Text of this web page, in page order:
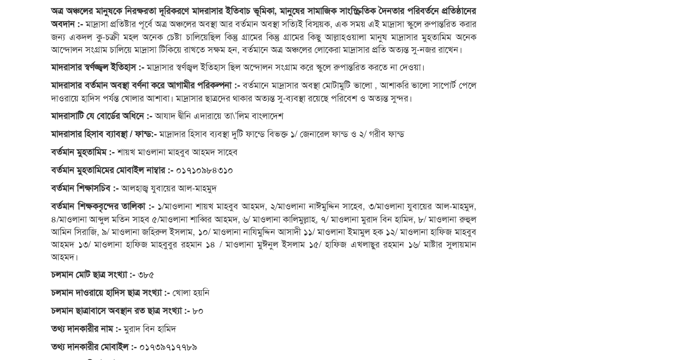
অত্র অঞ্চলের মানুষকে নিরক্ষরতা দূরিকরণে মাদরাসার ইতিবাচ ভূমিকা, মানুষের সামাজিক সাংস্ক্রিতিক দৈনতার পরিবর্তনে প্রতিষ্ঠানের
অবদান :-মাদ্রাসা প্রতিষ্টার পূর্বে অত্র অঞ্চলের অবস্থা আর বর্তমান অবস্থা সত্যিই বিস্ময়ক, এক সময় এই মাদ্রাসা স্কুলে রুপান্তরিত করার
জন্য একদল কু-চক্রী মহল অনেক চেষ্টা চালিয়েছিল কিন্তু গ্রামের কিন্তু গ্রামের কিছু আল্লাহওয়ালা মানুষ মাদ্রাসার মুহতামিম অনেক
আন্দোলন সংগ্রাম চালিয়ে মাদ্রাসা টিকিয়ে রাখতে সক্ষম হন, বর্তমানে অত্র অঞ্চলের লোকেরা মাদ্রাসার প্রতি অত্যন্ত সু-নজর রাখেন।
মাদরাসার স্বর্ণজ্জ্বল ইতিহাস :-মাদ্রাসার স্বর্ণজ্বল ইতিহাস ছিল অন্দোলন সংগ্রাম করে স্কুলে রুপান্তরিত করতে না দেওয়া।
মাদরাসার বর্তমান অবস্থা বর্ণনা করে আগামীর পরিকল্পনা :-বর্তমানে মাদ্রাসার অবস্থা মোটামুটি ভালো , আশাকরি ভালো সাপোর্ট পেলে
দাওরায়ে হাদিস পর্যন্ত খোলার আশাবা। মাদ্রাসার ছাত্রদের থাকার অত্যন্ত সু-ব্যবস্থা রয়েছে পরিবেশ ও অত্যন্ত সুন্দর।
মাদরাসাটি যে বোর্ডের অধিনে :-আযাদ দ্বীনি এদারায়ে তা\’লিম বাংলাদেশ
মাদরাসার হিসাব ব্যাবস্থা / ফান্ড:-মাদ্রাদার হিসাব ব্যবস্থা দুটি ফান্ডে বিভক্ত ১/ জেনারেল ফান্ড ও ২/ গরীব ফান্ড
বর্তমান মুহতামিম :-শায়খ মাওলানা মাহবুব আহমদ সাহেব
বর্তমান মুহতামিমের মোবাইল নাম্বার :- ০১৭১০৯৮৪৩১০
বর্তমান শিক্ষাসচিব :-আলহাজ্ব যুবায়ের আল-মাহমুদ
বর্তমান শিক্ষকবৃন্দের তালিকা :-১/মাওলানা শায়খ মাহবুব আহমদ, ২/মাওলানা নাঈমুদ্দিন সাহেব, ৩/মাওলানা যুবায়ের আল-মাহমুদ,
৪/মাওলানা আব্দুল মতিন সাহব ৫/মাওলানা শাব্বির আহমদ, ৬/ মাওলানা কালিমুল্লাহ, ৭/ মাওলানা মুরাদ বিন হামিদ, ৮/ মাওলানা রুহুল
আমিন সিরাজি, ৯/ মাওলানা জহিরুল ইসলাম, ১০/ মাওলানা নাযিমুদ্দিন আসাদী ১১/ মাওলানা ইমামুল হক ১২/ মাওলানা হাফিজ মাহবুব
আহমদ ১৩/ মাওলানা হাফিজ মাহবুবুর রহমান ১৪ / মাওলানা মুঈনুল ইসলাম ১৫/ হাফিজ এখলাছুর রহমান ১৬/ মাষ্টার সুলায়মান
আহমদ।
চলমান মোট ছাত্র সংখ্যা :-৩৮৫
চলমান দাওরায়ে হাদিস ছাত্র সংখ্যা :-খোলা হয়নি
চলমান ছাত্রাবাসে অবস্থান রত ছাত্র সংখ্যা :-৮০
তথ্য দানকারীর নাম :-মুরাদ বিন হামিদ
তথ্য দানকারীর মোবাইল :- ০১৭৩৯৭১৭৭৮৯